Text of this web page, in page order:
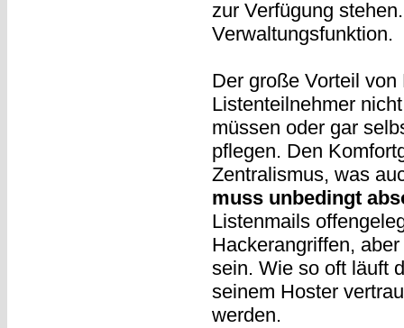
zur Verfügung
Verwaltungsfunktion.
Der große Vorteil
Listenteilnehmer
müssen oder gar
pflegen. Den
Zentralismus, was
muss unbedingt
Listenmails
Hackerangriffen,
sein. Wie so oft läuft
seinem Hoster
werden.